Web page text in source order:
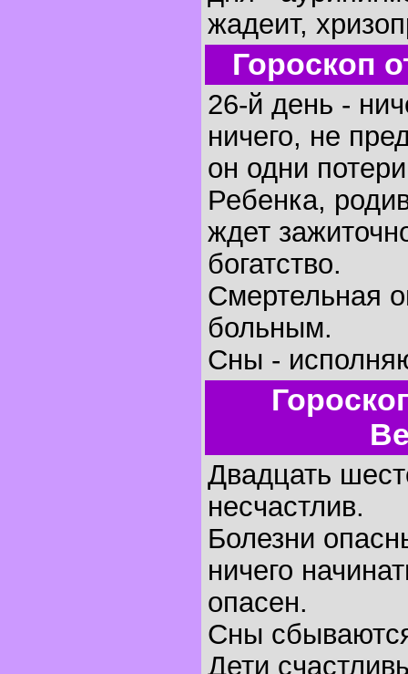
жадеит,
Гороскоп
26-й день -
ничего, не
он одни
Ребенка,
ждет
богатство.
Смертельная
больным.
Сны -
Двадцать
несчастлив.
Болезни
ничего
опасен.
Сны
Дети